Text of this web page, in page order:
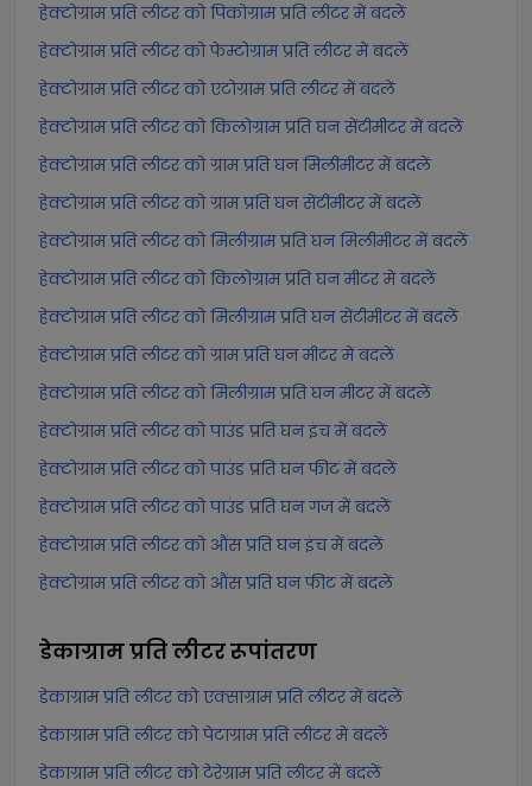
हेक्टोग्राम प्रति लीटर को पिकोग्राम प्रति लीटर में बदलें
हेक्टोग्राम प्रति लीटर को फेम्टोग्राम प्रति लीटर में बदलें
हेक्टोग्राम प्रति लीटर को एटोग्राम प्रति लीटर में बदलें
हेक्टोग्राम प्रति लीटर को किलोग्राम प्रति घन सेंटीमीटर में बदलें
हेक्टोग्राम प्रति लीटर को ग्राम प्रति घन मिलीमीटर में बदलें
हेक्टोग्राम प्रति लीटर को ग्राम प्रति घन सेंटीमीटर में बदलें
हेक्टोग्राम प्रति लीटर को मिलीग्राम प्रति घन मिलीमीटर में बदलें
हेक्टोग्राम प्रति लीटर को किलोग्राम प्रति घन मीटर में बदलें
हेक्टोग्राम प्रति लीटर को मिलीग्राम प्रति घन सेंटीमीटर में बदलें
हेक्टोग्राम प्रति लीटर को ग्राम प्रति घन मीटर में बदलें
हेक्टोग्राम प्रति लीटर को मिलीग्राम प्रति घन मीटर में बदलें
हेक्टोग्राम प्रति लीटर को पाउंड प्रति घन इंच में बदलें
हेक्टोग्राम प्रति लीटर को पाउंड प्रति घन फीट में बदलें
हेक्टोग्राम प्रति लीटर को पाउंड प्रति घन गज में बदलें
हेक्टोग्राम प्रति लीटर को औंस प्रति घन इंच में बदलें
हेक्टोग्राम प्रति लीटर को औंस प्रति घन फीट में बदलें
डेकाग्राम प्रति लीटररूपांतरण
डेकाग्राम प्रति लीटर को एक्साग्राम प्रति लीटर में बदलें
डेकाग्राम प्रति लीटर को पेटाग्राम प्रति लीटर में बदलें
डेकाग्राम प्रति लीटर को टेरेग्राम प्रति लीटर में बदलें